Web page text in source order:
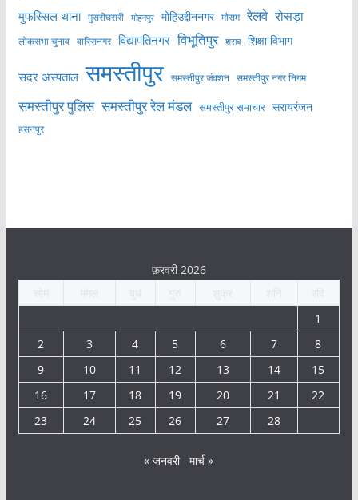
मुफस्सिल थाना मुसरीघरारी मोहनपुर मोहिउद्दीननगर मौसम रेलवे रोसड़ा
लोकसभा चुनाव वारिसनगर विद्यापतिनगर विभूतिपुर शराब शिक्षा विभाग
सदर अस्पताल समस्तीपुर समस्तीपुर जंक्शन समस्तीपुर नगर निगम
समस्तीपुर पुलिस समस्तीपुर रेल मंडल समस्तीपुर समाचार सरायरंजन
हसनपुर
फ़रवरी 2026
1
2
3 4 5 6 7
8
9
10 11 12 13 14
15
16
17 18 19 20 21
22
23
24 25 26 27 28
« जनवरी मार्च »